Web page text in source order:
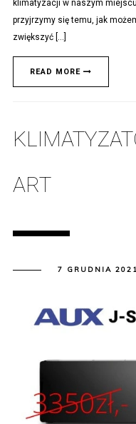
klimatyzacji w naszym
przyjrzymy się temu, jak
zwiększyć […]
READ MORE
ART
7 GRUDNIA 2021